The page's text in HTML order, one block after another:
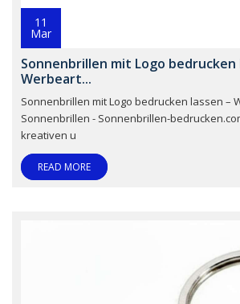
11
Mar
Sonnenbrillen mit Logo bedrucken
Werbeart...
Sonnenbrillen mit Logo bedrucken lassen –
Sonnenbrillen - Sonnenbrillen-
kreativen u
READ MORE